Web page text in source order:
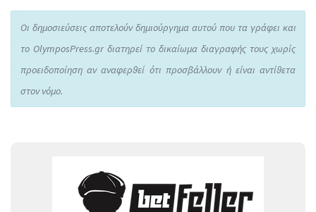
Οι δημοσιεύσεις αποτελούν δημιούργημα αυτού που τα γράφει και
το OlymposPress.gr διατηρεί το δικαίωμα διαγραφής τους χωρίς
προειδοποίηση αν αναφερθεί ότι προσβάλλουν ή είναι αντίθετα
στον νόμο.